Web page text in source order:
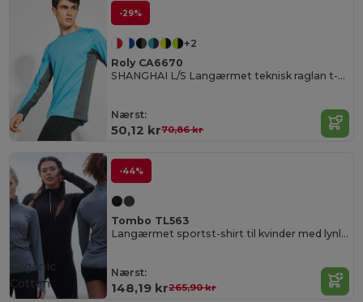
-29%
+2
Roly CA6670
SHANGHAI L/S Langærmet teknisk raglan t-shirt med en kombination af to polyesterstoffer
Nærst:
50,12 kr70,86 kr
-44%
Tombo TL563
Langærmet sportst-shirt til kvinder med lynlås
Nærst:
148,19 kr265,90 kr
Organic
Cotton